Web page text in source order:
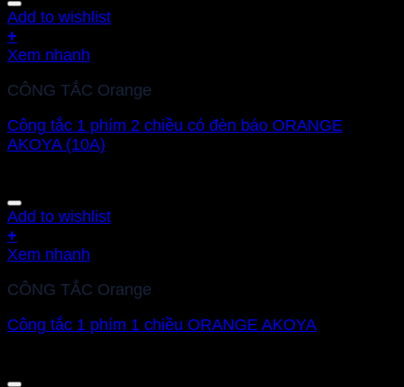
Add to wishlist
+
Xem nhanh
CÔNG TẮC Orange
Công tắc 1 phím 2 chiều có đèn báo ORANGE
AKOYA (10A)
Add to wishlist
+
Xem nhanh
CÔNG TẮC Orange
Công tắc 1 phím 1 chiều ORANGE AKOYA